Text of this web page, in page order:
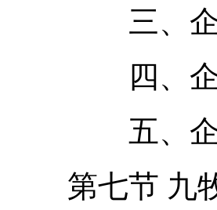
三、企业
四、企业
五、企业
第七节 九牧